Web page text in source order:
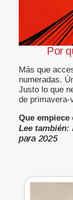
Por
Más que
numeradas.
Justo lo que
de primavera-
Que empiece
Lee también:
para 2025